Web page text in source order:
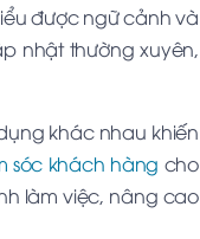
được ngữ cảnh và
nhật thường xuyên,
khác nhau khiến
sóc khách hàng cho
làm việc, nâng cao